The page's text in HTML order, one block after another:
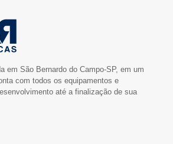
em São Bernardo do Campo-SP, em um
com todos os equipamentos e
até a finalização de sua